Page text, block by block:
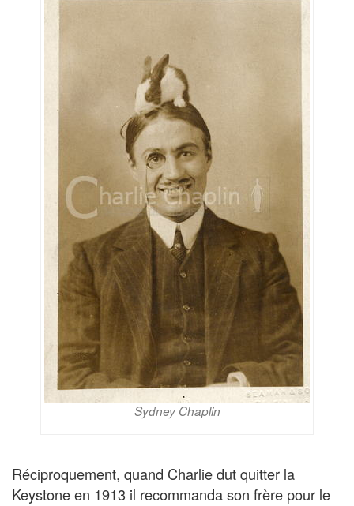
Sydney Chaplin
Réciproquement, quand Charlie dut quitter la
Keystone en 1913 il recommanda son frère pour le